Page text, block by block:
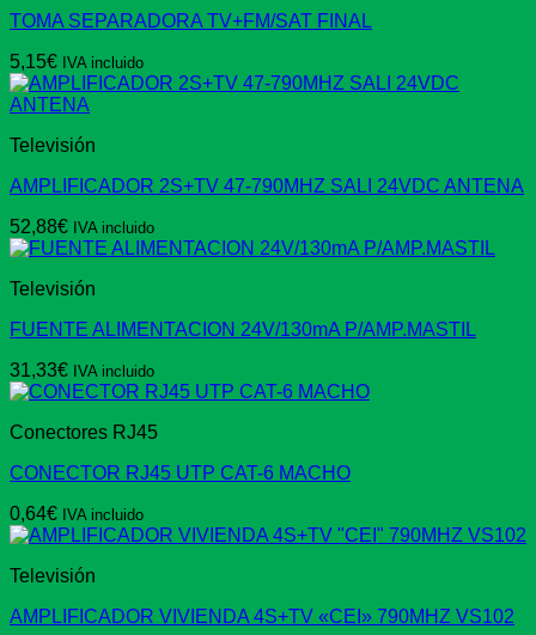
TOMA SEPARADORA TV+FM/SAT FINAL
5,15€ IVA incluido
Televisión
AMPLIFICADOR 2S+TV 47-790MHZ SALI 24VDC ANTENA
52,88€ IVA incluido
Televisión
FUENTE ALIMENTACION 24V/130mA P/AMP.MASTIL
31,33€ IVA incluido
Conectores RJ45
CONECTOR RJ45 UTP CAT-6 MACHO
0,64€ IVA incluido
Televisión
AMPLIFICADOR VIVIENDA 4S+TV «CEI» 790MHZ VS102